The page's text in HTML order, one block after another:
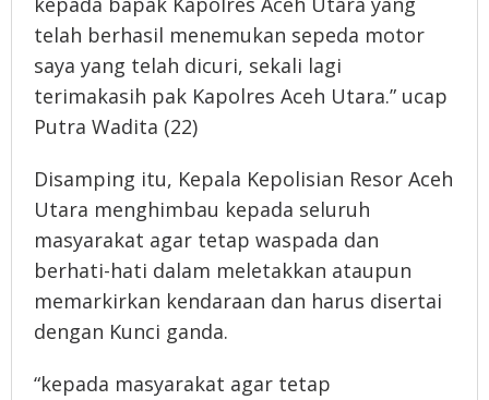
telah berhasil menemukan sepeda motor
saya yang telah dicuri, sekali lagi
terimakasih pak Kapolres Aceh Utara.” ucap
Putra Wadita (22)
Disamping itu, Kepala Kepolisian Resor Aceh
Utara menghimbau kepada seluruh
masyarakat agar tetap waspada dan
berhati-hati dalam meletakkan ataupun
memarkirkan kendaraan dan harus disertai
dengan Kunci ganda.
“kepada masyarakat agar tetap